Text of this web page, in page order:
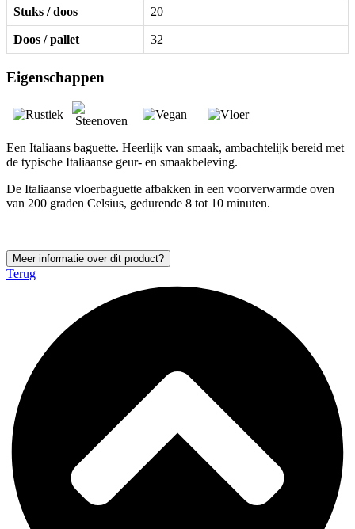
Stuks / doos 20
Doos / pallet 32
Eigenschappen
Een Italiaans baguette. Heerlijk van smaak, ambachtelijk bereid met
de typische Italiaanse geur- en smaakbeleving.
De Italiaanse vloerbaguette afbakken in een voorverwarmde oven
van 200 graden Celsius, gedurende 8 tot 10 minuten.
Meer informatie over dit product?
Terug